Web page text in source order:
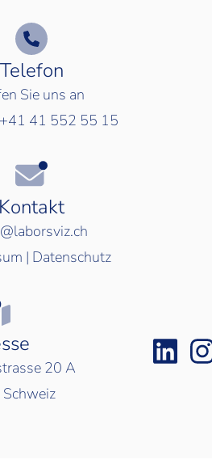
Telefon
Sie uns an
+41 41 552 55 15
Kontakt
| Datenschutz
20 A
Schweiz